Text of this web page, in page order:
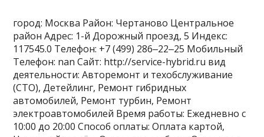
город: Москва Район: Чертаново Центральное
район Адрес: 1-й Дорожный проезд, 5 Индекс:
117545.0 Телефон: +7 (499) 286‒22‒25 Мобильный
Телефон: nan Сайт: http://service-hybrid.ru вид
деятельности: Авторемонт и техобслуживание
(СТО), Детейлинг, Ремонт гибридных
автомобилей, Ремонт турбин, Ремонт
электроавтомобилей Время работы: Ежедневно с
10:00 до 20:00 Способ оплаты: Оплата картой,